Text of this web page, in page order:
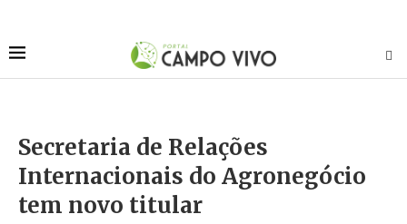
Secretaria de Relações
Internacionais do Agronegócio
tem novo titular